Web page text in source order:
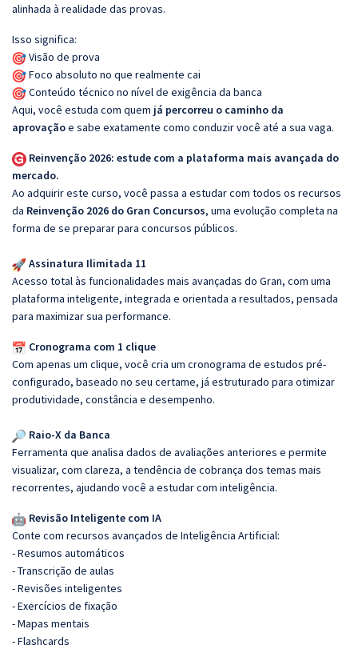
alinhada à realidade das provas.
Isso significa:
Visão de prova
Foco absoluto no que realmente cai
Conteúdo técnico no nível de exigência da banca
Aqui, você estuda com quem já percorreu o caminho da
aprovaçãoe sabe exatamente como conduzir você até a sua vaga.
Reinvenção 2026: estude com a plataforma mais avançada do
mercado.
Ao adquirir este curso, você passa a estudar com todos os recursos
da Reinvenção 2026 do Gran Concursos, uma evolução completa na
forma de se preparar para concursos públicos.
Assinatura Ilimitada 11
Acesso total às funcionalidades mais avançadas do Gran, com uma
plataforma inteligente, integrada e orientada a resultados, pensada
para maximizar sua performance.
Cronograma com 1 clique
Com apenas um clique, você cria um cronograma de estudos pré-
configurado, baseado no seu certame, já estruturado para otimizar
produtividade, constância e desempenho.
Raio-X da Banca
Ferramenta que analisa dados de avaliações anteriores e permite
visualizar, com clareza, a tendência de cobrança dos temas mais
recorrentes, ajudando você a estudar com inteligência.
Revisão Inteligente com IA
Conte com recursos avançados de Inteligência Artificial:
- Resumos automáticos
- Transcrição de aulas
- Revisões inteligentes
- Exercícios de fixação
- Mapas mentais
- Flashcards